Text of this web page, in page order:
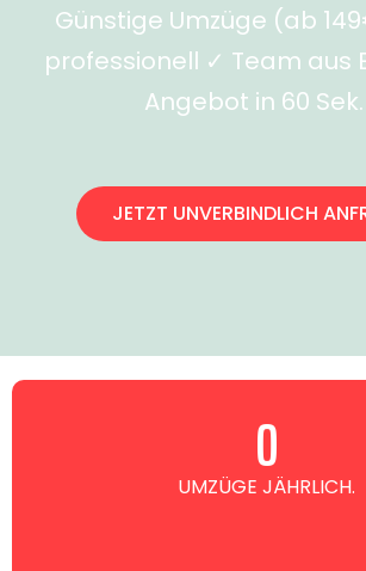
Günstige Umzüge (ab
professionell ✓ Team aus
Angebot in 60
JETZT UNVERBINDLICH
UMZÜGE JÄHRLICH.
0